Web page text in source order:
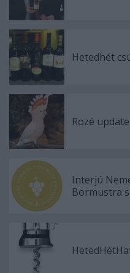
Hetedhét
Rozé update
Interjú
Bormustra